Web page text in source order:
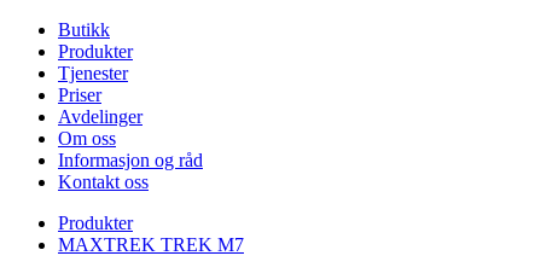
Butikk
Produkter
Tjenester
Priser
Avdelinger
Om oss
Informasjon og råd
Kontakt oss
Produkter
MAXTREK TREK M7